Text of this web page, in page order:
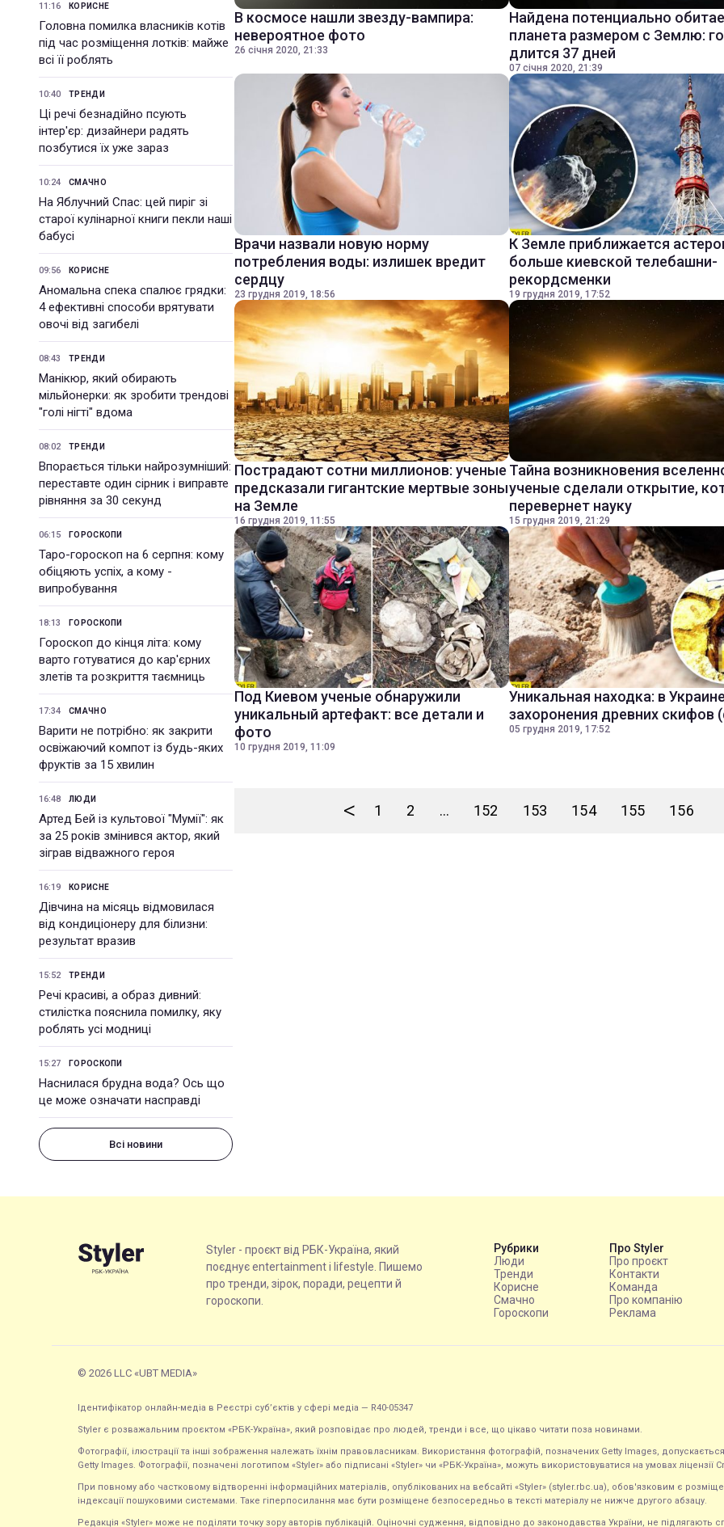
11:16 КОРИСНЕ
Головна помилка власників котів
під час розміщення лотків: майже
всі її роблять
10:40 ТРЕНДИ
Ці речі безнадійно псують
інтер'єр: дизайнери радять
позбутися їх уже зараз
10:24 СМАЧНО
На Яблучний Спас: цей пиріг зі
старої кулінарної книги пекли наші
бабусі
09:56 КОРИСНЕ
Аномальна спека спалює грядки:
4 ефективні способи врятувати
овочі від загибелі
08:43 ТРЕНДИ
Манікюр, який обирають
мільйонерки: як зробити трендові
"голі нігті" вдома
08:02 ТРЕНДИ
Впорається тільки найрозумніший:
переставте один сірник і виправте
рівняння за 30 секунд
06:15 ГОРОСКОПИ
Таро-гороскоп на 6 серпня: кому
обіцяють успіх, а кому -
випробування
18:13 ГОРОСКОПИ
Гороскоп до кінця літа: кому
варто готуватися до кар'єрних
злетів та розкриття таємниць
17:34 СМАЧНО
Варити не потрібно: як закрити
освіжаючий компот із будь-яких
фруктів за 15 хвилин
16:48 ЛЮДИ
Артед Бей із культової "Мумії": як
за 25 років змінився актор, який
зіграв відважного героя
16:19 КОРИСНЕ
Дівчина на місяць відмовилася
від кондиціонеру для білизни:
результат вразив
15:52 ТРЕНДИ
Речі красиві, а образ дивний:
стилістка пояснила помилку, яку
роблять усі модниці
15:27 ГОРОСКОПИ
Наснилася брудна вода? Ось що
це може означати насправді
Всі новини
В космосе нашли звезду-вампира:
невероятное фото
26 січня 2020, 21:33
Найдена потенциально
планета размером с Землю:
длится 37 дней
07 січня 2020, 21:39
Врачи назвали новую норму
потребления воды: излишек вредит
сердцу
23 грудня 2019, 18:56
К Земле приближается
больше киевской телебашни-
рекордсменки
19 грудня 2019, 17:52
Пострадают сотни миллионов: ученые
предсказали гигантские мертвые зоны
на Земле
16 грудня 2019, 11:55
Тайна возникновения
ученые сделали открытие,
перевернет науку
15 грудня 2019, 21:29
Под Киевом ученые обнаружили
уникальный артефакт: все детали и
фото
10 грудня 2019, 11:09
Уникальная находка: в
захоронения древних скифов
05 грудня 2019, 17:52
< 1 2 ... 152 153 154 155 156
Styler - проєкт від РБК-Україна, який
поєднує entertainment і lifestyle. Пишемо
про тренди, зірок, поради, рецепти й
гороскопи.
Рубрики
Люди
Тренди
Корисне
Смачно
Гороскопи
Про Styler
Про проєкт
Контакти
Команда
Про компанію
Реклама
© 2026 LLC «UBT MEDIA»
Ідентифікатор онлайн-медіа в Реєстрі суб’єктів у сфері медіа — R40-05347
Styler є розважальним проєктом «РБК-Україна», який розповідає про людей, тренди і все, що цікаво читати поза новинами.
Фотографії, ілюстрації та інші зображення належать їхнім правовласникам. Використання фотографій, позначених Getty Images,
Getty Images. Фотографії, позначені логотипом «Styler» або підписані «Styler» чи «РБК-Україна», можуть використовуватися на умовах
При повному або частковому відтворенні інформаційних матеріалів, опублікованих на вебсайті «Styler» (styler.rbc.ua), обов'язковим є
індексації пошуковими системами. Таке гіперпосилання має бути розміщене безпосередньо в тексті матеріалу не нижче другого абзацу.
Редакція «Styler» може не поділяти точку зору авторів публікацій. Оціночні судження, відповідно до законодавства України, не